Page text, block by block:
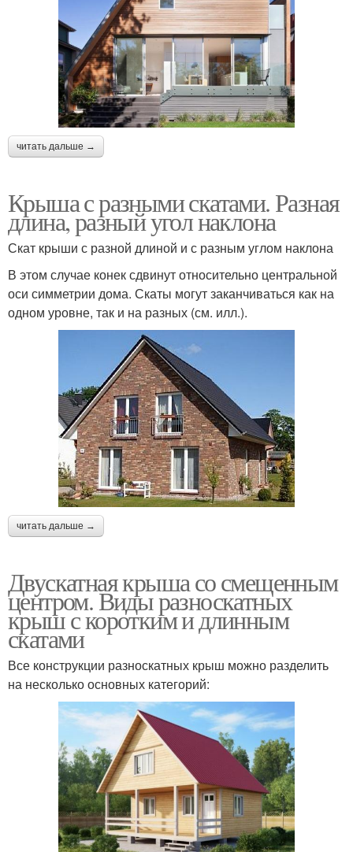
читать дальше →
Крыша с разными скатами. Разная
длина, разный угол наклона
Скат крыши с разной длиной и с разным углом наклона
В этом случае конек сдвинут относительно центральной
оси симметрии дома. Скаты могут заканчиваться как на
одном уровне, так и на разных (см. илл.).
читать дальше →
Двускатная крыша со смещенным
центром. Виды разноскатных
крыш с коротким и длинным
скатами
Все конструкции разноскатных крыш можно разделить
на несколько основных категорий: